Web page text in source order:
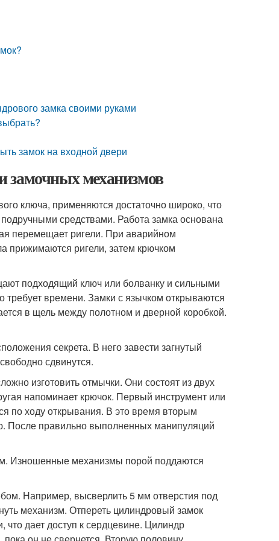
замка своими руками
замок на входной двери
замочных механизмов
ключа, применяются достаточно широко, что
средствами. Работа замка основана
перемещает ригели. При аварийном
прижимаются ригели, затем крючком
подходящий ключ или болванку и сильными
времени. Замки с язычком открываются
в щель между полотном и дверной коробкой.
секрета. В него завести загнутый
сдвинутся.
изготовить отмычки. Они состоят из двух
напоминает крючок. Первый инструмент или
по ходу открывания. В это время вторым
После правильно выполненных манипуляций
Изношенные механизмы порой поддаются
Например, высверлить 5 мм отверстия под
механизм. Отпереть цилиндровый замок
дает доступ к сердцевине. Цилиндр